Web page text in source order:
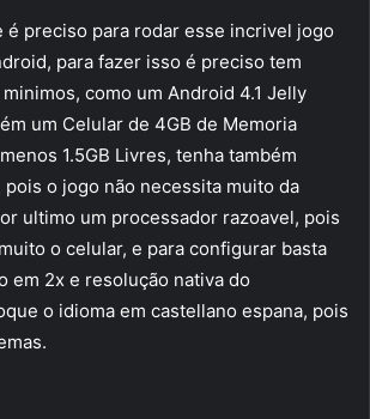
é preciso para rodar esse incrivel jogo
para fazer isso é preciso tem
como um Android 4.1 Jelly
um Celular de 4GB de Memoria
1.5GB Livres, tenha também
pois o jogo não necessita muito da
ultimo um processador razoavel, pois
o celular, e para configurar basta
em 2x e resolução nativa do
o idioma em castellano espana, pois